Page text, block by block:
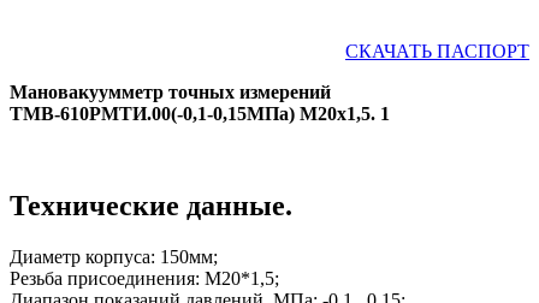
СКАЧАТЬ ПАСПОРТ
Мановакуумметр точных измерений
ТМВ-610РМТИ.00(-0,1-0,15МПа) М20х1,5. 1
Технические данные.
Диаметр корпуса: 150мм;
Резьба присоединения: М20*1,5;